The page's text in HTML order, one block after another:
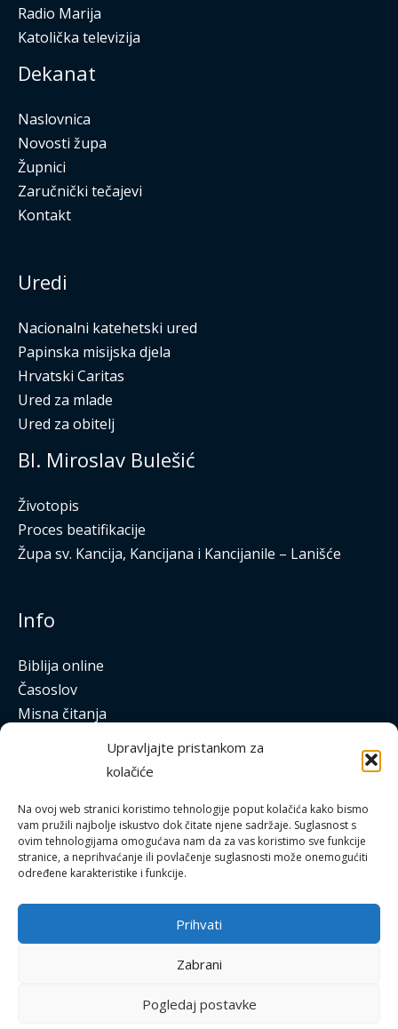
Upravljajte pristankom za
kolačiće
Na ovoj web stranici koristimo tehnologije poput kolačića kako bismo
vam pružili najbolje iskustvo dok čitate njene sadržaje. Suglasnost s
ovim tehnologijama omogućava nam da za vas koristimo sve funkcije
stranice, a neprihvaćanje ili povlačenje suglasnosti može onemogućiti
određene karakteristike i funkcije.
Prihvati
Zabrani
Pogledaj postavke
Radio Marija
Katolička televizija
Dekanat
Naslovnica
Novosti župa
Župnici
Zaručnički tečajevi
Kontakt
Uredi
Nacionalni katehetski ured
Papinska misijska djela
Hrvatski Caritas
Ured za mlade
Ured za obitelj
Bl. Miroslav Bulešić
Životopis
Proces beatifikacije
Župa sv. Kancija, Kancijana i Kancijanile – Lanišće
Info
Biblija online
Časoslov
Misna čitanja
Apostolat molitve
Laudato
Studentski katolički centar
Uvjeti korištenja
Polica privatnosti